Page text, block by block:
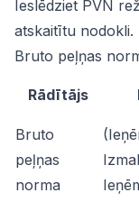
Ieslēdziet PVN
atskaitītu nodokli.
Bruto peļņas
Rādītājs
Bruto
peļņas
norma